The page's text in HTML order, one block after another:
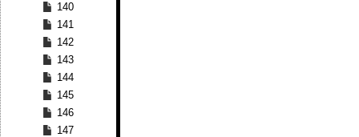
140
141
142
143
144
145
146
147